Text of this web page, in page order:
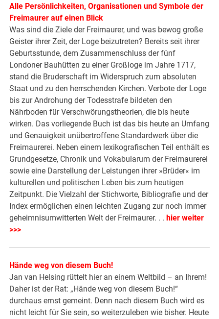
Alle Persönlichkeiten, Organisationen und Symbole der
Freimaurer auf einen Blick
Was sind die Ziele der Freimaurer, und was bewog große
Geister ihrer Zeit, der Loge beizutreten? Bereits seit ihrer
Geburtsstunde, dem Zusammenschluss der fünf
Londoner Bauhütten zu einer Großloge im Jahre 1717,
stand die Bruderschaft im Widerspruch zum absoluten
Staat und zu den herrschenden Kirchen. Verbote der Loge
bis zur Androhung der Todesstrafe bildeten den
Nährboden für Verschwörungstheorien, die bis heute
wirken. Das vorliegende Buch ist das bis heute an Umfang
und Genauigkeit unübertroffene Standardwerk über die
Freimaurerei. Neben einem lexikografischen Teil enthält es
Grundgesetze, Chronik und Vokabularum der Freimaurerei
sowie eine Darstellung der Leistungen ihrer »Brüder« im
kulturellen und politischen Leben bis zum heutigen
Zeitpunkt. Die Vielzahl der Stichworte, Bibliografie und der
Index ermöglichen einen leichten Zugang zur noch immer
geheimnisumwitterten Welt der Freimaurer. . . hier weiter
>>>
Hände weg von diesem Buch!
Jan van Helsing rüttelt hier an einem Weltbild – an Ihrem!
Daher ist der Rat: „Hände weg von diesem Buch!“
durchaus ernst gemeint. Denn nach diesem Buch wird es
nicht leicht für Sie sein, so weiterzuleben wie bisher. Heute